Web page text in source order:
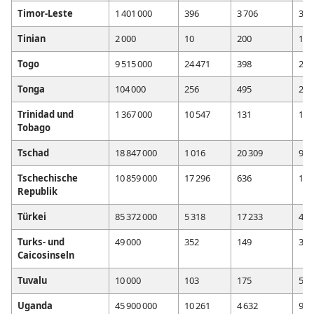
Timor-Leste
1 401 000 396 3 706
378
Tinian
2 000 10 200
10
Togo
9 515 000 24 471 398
23
Tonga
104 000 256 495
210
Trinidad und
Tobago
1 367 000 10 547 131 10
Tschad 18 847 000 1 016 20 309
928
Tschechische
Republik
10 859 000 17 296 636 17
Türkei 85 372 000 5 318 17 233
4
Turks- und
Caicosinseln
49 000 352 149 329
Tuvalu 10 000 103 175
57
Uganda
45 900 000 10 261 4 632
9